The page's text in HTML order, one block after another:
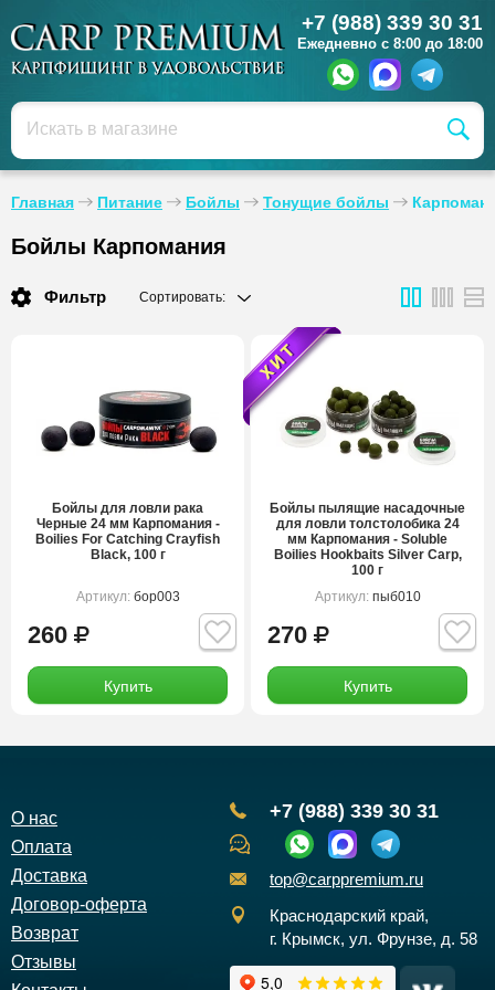
+7 (988) 339 30 31
Ежедневно с 8:00 до 18:00
Главная Питание Бойлы Тонущие бойлы
Бойлы Карпомания
Фильтр Сортировать:
Бойлы для ловли рака
Черные 24 мм Карпомания -
Boilies For Catching Crayfish
Black, 100 г
Артикул:бор003
260
Купить
Бойлы пылящие насадочные
для ловли толстолобика 24
мм Карпомания - Soluble
Boilies Hookbaits Silver Carp,
100 г
Артикул:пыб010
270
Купить
+7 (988) 339 30 31
top@carppremium.ru
Краснодарский край,
г. Крымск, ул. Фрунзе, д. 58
О нас
Оплата
Доставка
Договор-оферта
Возврат
Отзывы